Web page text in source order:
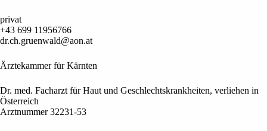
privat
+43 699 11956766
dr.ch.gruenwald@aon.at
Ärztekammer für Kärnten
Dr. med. Facharzt für Haut und Geschlechtskrankheiten, verliehen in
Österreich
Arztnummer 32231-53